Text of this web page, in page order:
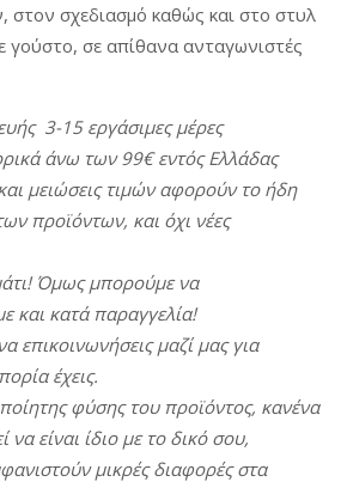
στον σχεδιασμό καθώς και στο στυλ
γούστο, σε απίθανα ανταγωνιστές
3-15 εργάσιμες μέρες
άνω των99€εντός Ελλάδας
μειώσεις τιμών αφορούν το ήδη
προϊόντων, και όχι νέες
! Όμως μπορούμε να
και κατάπαραγγελία!
να επικοινωνήσεις μαζί μας για
ορία έχεις.
ποίητης φύσης τουπροϊόντος, κανένα
να είναι ίδιο με το δικό σου,
μικρές διαφορές στα